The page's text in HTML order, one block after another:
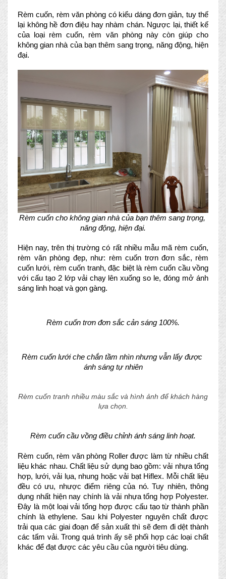
Rèm cuốn, rèm văn phòng có kiểu dáng đơn giản, tuy thế
lại không hề đơn điệu hay nhàm chán. Ngược lại, thiết kế
của loại rèm cuốn, rèm văn phòng này còn giúp cho
không gian nhà của bạn thêm sang trọng, năng động, hiện
đại.
Rèm cuốn cho không gian nhà của bạn thêm sang trọng,
năng động, hiện đại.
Hiện nay, trên thị trường có rất nhiều mẫu mã rèm cuốn,
rèm văn phòng đẹp, như: rèm cuốn trơn đơn sắc, rèm
cuốn lưới, rèm cuốn tranh, đặc biệt là rèm cuốn cầu vồng
với cấu tạo 2 lớp vải chạy lên xuống so le, đóng mở ánh
sáng linh hoạt và gọn gàng.
Rèm cuốn trơn đơn sắc cản sáng 100%.
Rèm cuốn lưới che chắn tầm nhìn nhưng vẫn lấy được
ánh sáng tự nhiên
Rèm cuốn tranh nhiều màu sắc và hình ảnh để khách hàng
lựa chọn.
Rèm cuốn cầu vồng điều chỉnh ánh sáng linh hoạt.
Rèm cuốn, rèm văn phòng Roller được làm từ nhiều chất
liệu khác nhau. Chất liệu sử dụng bao gồm: vải nhựa tổng
hợp, lưới, vải lụa, nhung hoặc vải bạt Hiflex. Mỗi chất liệu
đều có ưu, nhược điểm riêng của nó. Tuy nhiên, thông
dụng nhất hiện nay chính là vải nhựa tổng hợp Polyester.
Đây là một loại vải tổng hợp được cấu tạo từ thành phần
chính là ethylene. Sau khi Polyester nguyên chất được
trải qua các giai đoạn để sản xuất thì sẽ đem đi dệt thành
các tấm vải. Trong quá trình ấy sẽ phối hợp các loại chất
khác để đạt được các yêu cầu của người tiêu dùng.